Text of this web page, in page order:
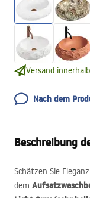
Versand
Nach dem
Beschreibung
Schätzen Sie
dem